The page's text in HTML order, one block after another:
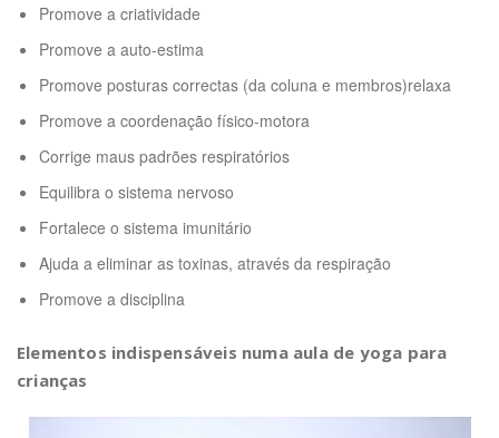
Promove a criatividade
Promove a auto-estima
Promove posturas correctas (da coluna e membros)relaxa
Promove a coordenação físico-motora
Corrige maus padrões respiratórios
Equilibra o sistema nervoso
Fortalece o sistema imunitário
Ajuda a eliminar as toxinas, através da respiração
Promove a disciplina
Elementos indispensáveis numa aula de yoga para
crianças